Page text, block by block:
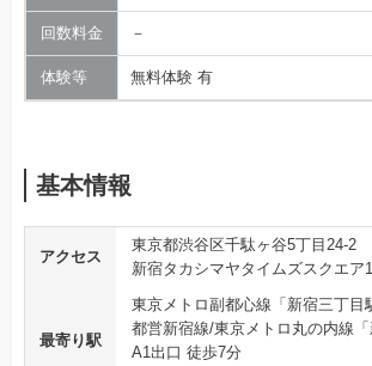
回数料金 －
体験等 無料体験 有
基本情報
アクセス
東京都渋谷区千駄ヶ谷5丁目24-2
新宿タカシマヤタイムズスクエア
最寄り駅
東京メトロ副都心線「新宿三丁目
都営新宿線/東京メトロ丸の内線「
A1出口 徒歩7分